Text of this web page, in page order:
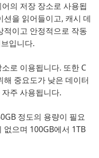
의 저장 장소로 사용됩
을 읽어들이고, 캐시 데
적이고 안정적으로 작동
입니다.
로 이용됩니다. 또한 C
중요도가 낮은 데이터
주 사용됩니다.
정도의 용량이 필요
으며 100GB에서 1TB